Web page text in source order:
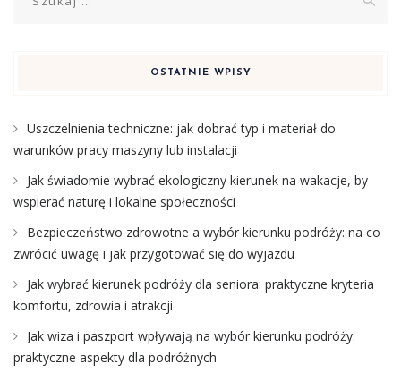
OSTATNIE WPISY
Uszczelnienia techniczne: jak dobrać typ i materiał do
warunków pracy maszyny lub instalacji
Jak świadomie wybrać ekologiczny kierunek na wakacje, by
wspierać naturę i lokalne społeczności
Bezpieczeństwo zdrowotne a wybór kierunku podróży: na co
zwrócić uwagę i jak przygotować się do wyjazdu
Jak wybrać kierunek podróży dla seniora: praktyczne kryteria
komfortu, zdrowia i atrakcji
Jak wiza i paszport wpływają na wybór kierunku podróży:
praktyczne aspekty dla podróżnych